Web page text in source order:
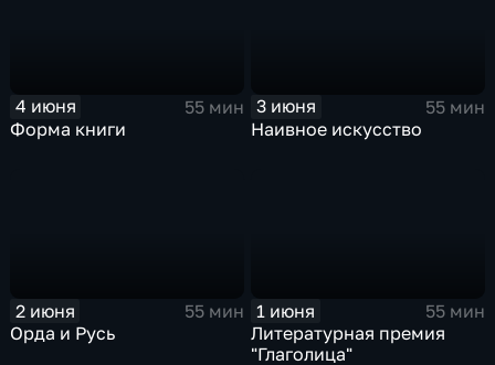
4 июня
55 мин
Форма книги
3 июня
55 мин
Наивное искусство
2 июня
55 мин
Орда и Русь
1 июня
55 мин
Литературная премия
"Глаголица"